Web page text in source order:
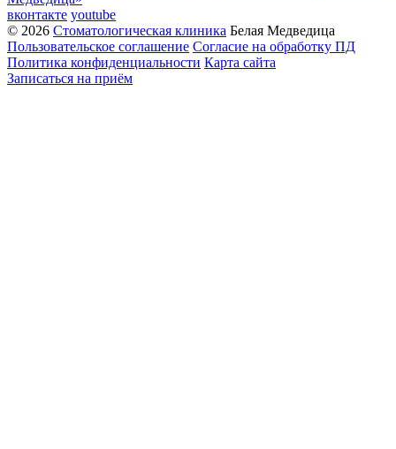
вконтакте youtube
© 2026 Стоматологическая клиника Белая Медведица
Пользовательское соглашение Согласие на обработку ПД
Политика конфиденциальности Карта сайта
Записаться на приём